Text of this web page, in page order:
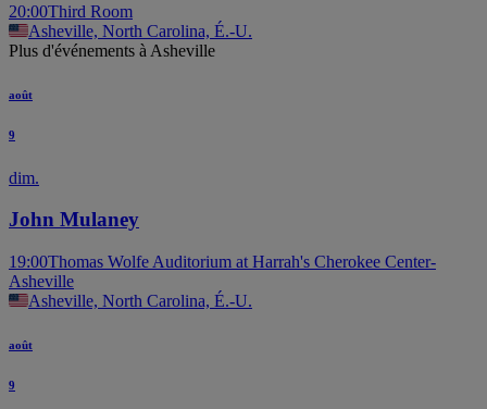
20:00Third Room
Asheville, North Carolina, É.-U.
Plus d'événements à Asheville
août
9
dim.
John Mulaney
19:00Thomas Wolfe Auditorium at Harrah's Cherokee Center-
Asheville
Asheville, North Carolina, É.-U.
août
9